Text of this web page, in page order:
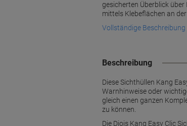
gesicherten Überblick
mittels Klebeflächen an
Vollständige Beschreibung
Beschreibung
Diese Sichthüllen Kang
Warnhinweise oder
gleich einen ganzen
zu können.
Die Djois Kang Easy Clic